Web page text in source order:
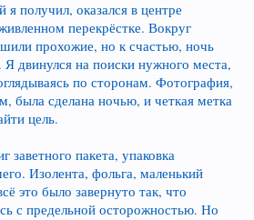
получил, оказался в центре
перекрёстке. Вокруг
прохожие, но к счастью, ночь
двинулся на поиски нужного места,
по сторонам. Фотография,
была сделана ночью, и четкая метка
цель.
заветного пакета, упаковка
Изолента, фольга, маленький
это было завернуто так, что
с предельной осторожностью. Но